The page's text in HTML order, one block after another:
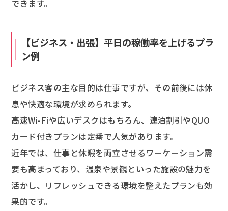
できます。
【ビジネス・出張】平日の稼働率を上げるプラ
ン例
ビジネス客の主な目的は仕事ですが、その前後には休
息や快適な環境が求められます。
高速Wi-Fiや広いデスクはもちろん、連泊割引やQUO
カード付きプランは定番で人気があります。
近年では、仕事と休暇を両立させるワーケーション需
要も高まっており、温泉や景観といった施設の魅力を
活かし、リフレッシュできる環境を整えたプランも効
果的です。